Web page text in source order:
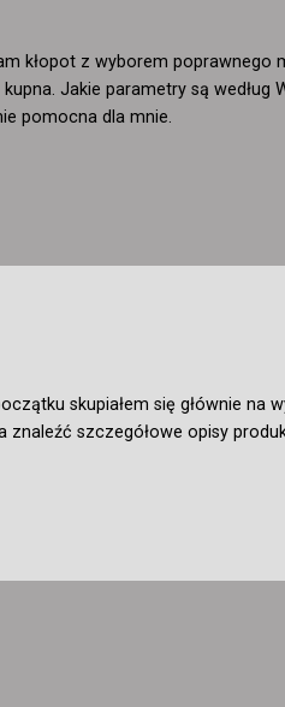
kłopot z wyborem poprawnego
Jakie parametry są według
pomocna dla mnie.
skupiałem się głównie na
szczegółowe opisy